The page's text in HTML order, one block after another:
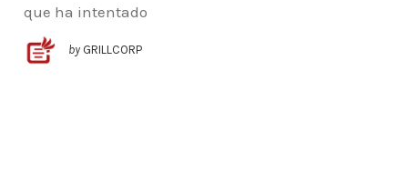
que ha intentado
by GRILLCORP